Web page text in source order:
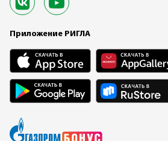
Приложение РИГЛА